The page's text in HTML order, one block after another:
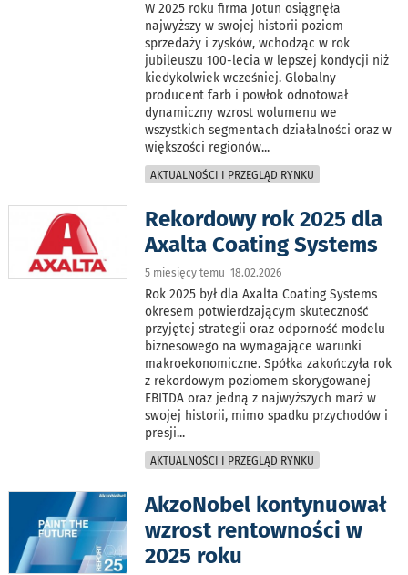
W 2025 roku firma Jotun osiągnęła
najwyższy w swojej historii poziom
sprzedaży i zysków, wchodząc w rok
jubileuszu 100-lecia w lepszej kondycji niż
kiedykolwiek wcześniej. Globalny
producent farb i powłok odnotował
dynamiczny wzrost wolumenu we
wszystkich segmentach działalności oraz w
większości regionów...
AKTUALNOŚCI I PRZEGLĄD RYNKU
Rekordowy rok 2025 dla
Axalta Coating Systems
5 miesięcy temu 18.02.2026
Rok 2025 był dla Axalta Coating Systems
okresem potwierdzającym skuteczność
przyjętej strategii oraz odporność modelu
biznesowego na wymagające warunki
makroekonomiczne. Spółka zakończyła rok
z rekordowym poziomem skorygowanej
EBITDA oraz jedną z najwyższych marż w
swojej historii, mimo spadku przychodów i
presji...
AKTUALNOŚCI I PRZEGLĄD RYNKU
AkzoNobel kontynuował
wzrost rentowności w
2025 roku